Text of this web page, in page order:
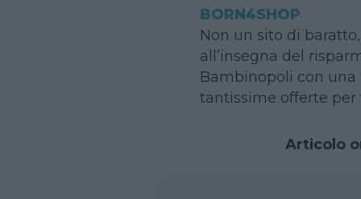
BORN4SHOP
Non un sito di
all’insegna del
Bambinopoli con
tantissime offerte
Articolo